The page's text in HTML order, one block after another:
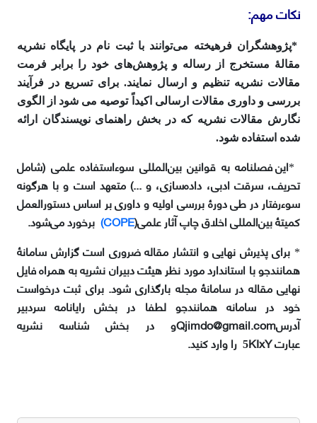
نکات مهم:
*پژوهشگران فرهیخته می‌توانند با ثبت نام در پایگاه نشریه
مقالۀ مستخرج از رساله و پژوهش‌های خود را برابر فرمت
مقالات نشریه تنظیم و ارسال نمایند. برای تسریع در فرآیند
بررسی و داوری مقالات ارسالی اکیداً توصیه می شود از الگوی
نگارش مقالات نشریه که در بخش راهنمای نویسندگان ارائه
شده استفاده شود.
*این فصلنامه به قوانین بین‌المللی سوء‌استفاده علمی (شامل
تحریف، سرقت ادبی، داده‌سازی، و ...) متعهد است و با هرگونه
سوء‌رفتار در طی دورۀ بررسی اولیه و داوری بر اساس دستورالعمل
کمیتۀ بین‌المللی اخلاق چاپ آثار علمی(
COPE) برخورد می‌شود.
* برای پذیرش نهایی و انتشار مقاله ضروری است گزارش سامانۀ
همانندجوبا استاندارد مورد نظر هیئت دبیران نشریه به همراه فایل
نهایی مقاله در سامانۀ مجله بارگذاری شود. برای ثبت درخواست
خود در سامانه همانندجو لطفا در بخش رایانامه سردبیر
آدرسQjimdo@gmail.comو در بخش شناسه نشریه
عبارت
5KIxY را وارد کنید.